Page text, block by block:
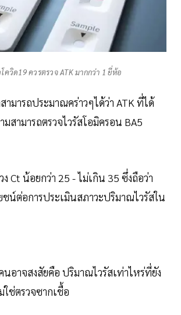
ควิด19 ควรตรวจ ATK มากกว่า 1 ยี่ห้อ
ามารถประมาณคร่าวๆได้ว่า ATK ที่ได้
มสามารถตรวจไวรัสโอมิครอน BA5
Ct น้อยกว่า 25 - ไม่เกิน 35 ซึ่งถือว่า
น์ต่อการประเมินสภาวะปริมาณไวรัสใน
อาจสงสัยคือ ปริมาณไวรัสเท่าไหร่ที่ยัง
ช่ตรวจซากเชื้อ